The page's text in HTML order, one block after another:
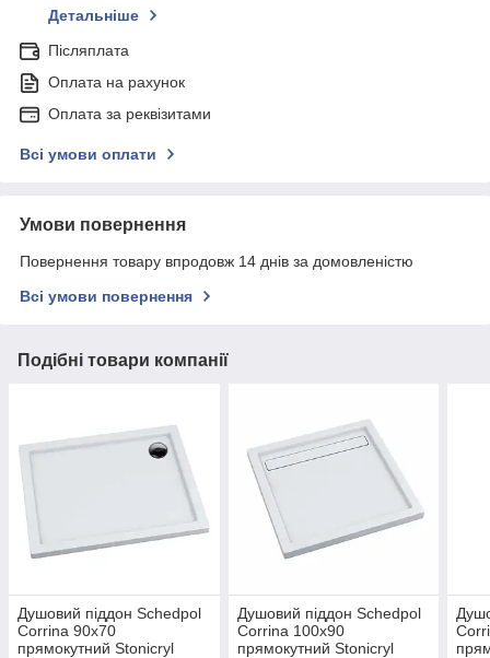
Детальніше
Післяплата
Оплата на рахунок
Оплата за реквізитами
Всі умови оплати
Умови повернення
Повернення товару впродовж 14 днів за домовленістю
Всі умови повернення
Подібні товари компанії
Душовий піддон Schedpol
Corrina 90x70
прямокутний Stonicryl
Душовий піддон Schedpol
Corrina 100x90
прямокутний Stonicryl